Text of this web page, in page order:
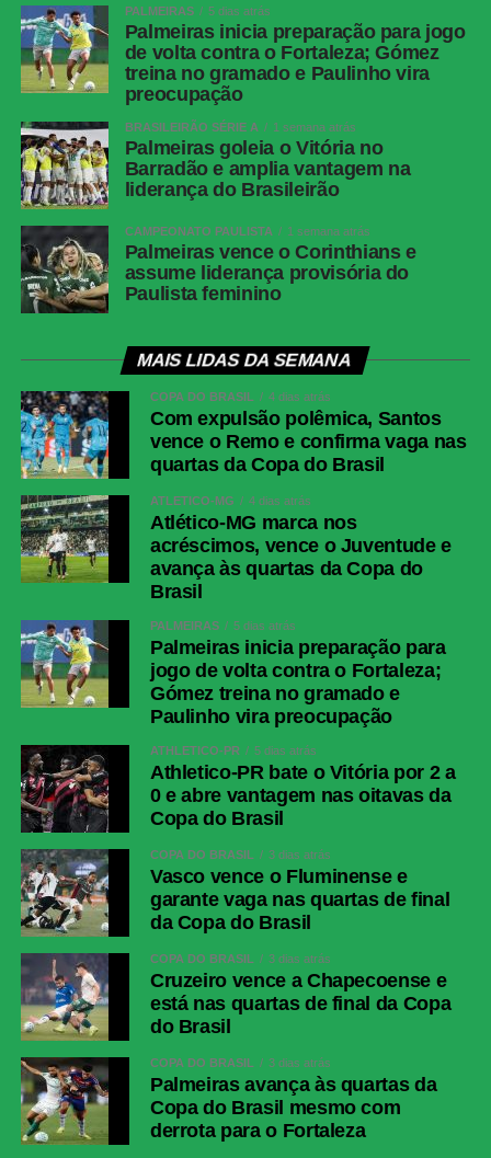
Árbitro
Bruno Arleu de Araujo (RJ)
Assistentes
Rodrigo Figueiredo Henrique Correa e Luiz
Claudio Regazone (RJ)
VAR
Rodolpho Toski Marques (PR)
Botafogo
Warleson; Vitinho, Gabriel Justino, Ferraresi e
Alex Telles (Paulinho); Danilo, Medina e
Montoro (Danilo); Villalba (Matheus Martins),
Kauan Toledo (Jordan Barrera/Lucas
Emanuel) e Arthur Cabral.Técnico: Franclim
Carvalho
Fluminense
(Hércules); Kevin Serna (Canobbio), Soteldo
(Luciano Acosta) e Rodrigo Castillo
(Hulk).Técnico: Luis Zubeldía
COMENTE ABAIXO:
WhatsApp
Facebook
Twitter
Messenger
LinkedIn
PALMEIRAS 5 dias atrás
Palmeiras inicia preparação para jogo
de volta contra o Fortaleza; Gómez
treina no gramado e Paulinho vira
preocupação
BRASILEIRÃO SÉRIE A 1 semana atrás
Palmeiras goleia o Vitória no
Barradão e amplia vantagem na
liderança do Brasileirão
CAMPEONATO PAULISTA 1 semana atrás
Palmeiras vence o Corinthians e
assume liderança provisória do
Paulista feminino
MAIS LIDAS DA SEMANA
COPA DO BRASIL 4 dias atrás
Com expulsão polêmica, Santos
vence o Remo e confirma vaga nas
quartas da Copa do Brasil
ATLÉTICO-MG 4 dias atrás
Atlético-MG marca nos
acréscimos, vence o Juventude e
avança às quartas da Copa do
Brasil
PALMEIRAS 5 dias atrás
Palmeiras inicia preparação para
jogo de volta contra o Fortaleza;
Gómez treina no gramado e
Paulinho vira preocupação
ATHLETICO-PR 5 dias atrás
Athletico-PR bate o Vitória por 2 a
0 e abre vantagem nas oitavas da
Copa do Brasil
COPA DO BRASIL 3 dias atrás
Vasco vence o Fluminense e
garante vaga nas quartas de final
da Copa do Brasil
COPA DO BRASIL 3 dias atrás
Cruzeiro vence a Chapecoense e
está nas quartas de final da Copa
do Brasil
COPA DO BRASIL 3 dias atrás
Palmeiras avança às quartas da
Copa do Brasil mesmo com
derrota para o Fortaleza